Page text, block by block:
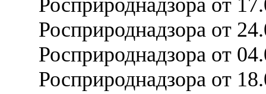
Росприроднадзора от
Росприроднадзора от
Росприроднадзора от